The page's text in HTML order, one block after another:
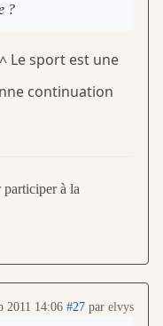
?
Le sport est une
continuation
participer à la
2011 14:06 #27 par elvys